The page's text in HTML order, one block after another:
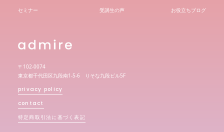
セミナー
受講生の声 お役立ちブログ
〒102-0074
東京都千代田区九段南1-5-6 りそな九段ビル5F
privacy policy
contact
特定商取引法に基づく表記